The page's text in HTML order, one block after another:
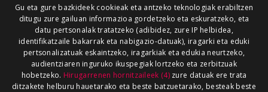
Gu eta gure bazkideek cookieak eta antzeko teknologiak erabiltzen
ditugu zure gailuan informazioa gordetzeko eta eskuratzeko, eta
datu pertsonalak tratatzeko (adibidez, zure IP helbidea,
identifikatzaile bakarrak eta nabigazio-datuak), iragarki eta eduki
pertsonalizatuak eskaintzeko, iragarkiak eta edukia neurtzeko,
audientziaren inguruko ikuspegiak lortzeko eta zerbitzuak
hobetzeko. Hirugarrenen hornitzaileek (4)zure datuak ere trata
ditzakete helburu hauetarako eta beste batzuetarako, besteak beste